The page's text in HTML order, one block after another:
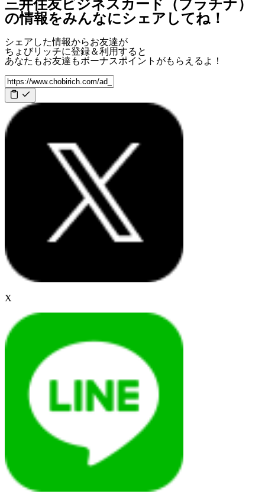
三井住友ビジネスカード（プラチナ）
の情報をみんなにシェアしてね！
シェアした情報からお友達が
ちょびリッチに登録＆利用すると
あなたもお友達もボーナスポイント がもらえるよ！
X